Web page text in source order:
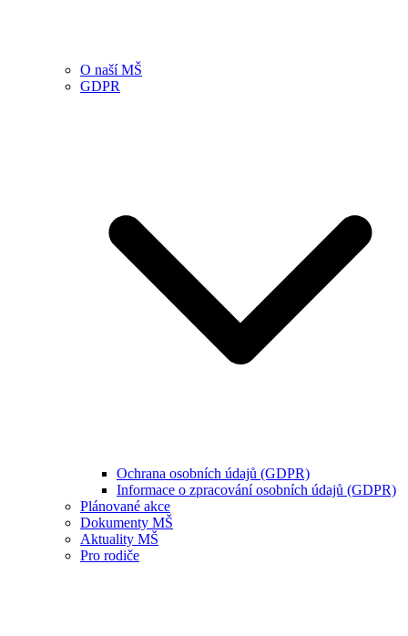
O naší MŠ
GDPR
Ochrana osobních údajů (GDPR)
Informace o zpracování osobních údajů (GDPR)
Plánované akce
Dokumenty MŠ
Aktuality MŠ
Pro rodiče